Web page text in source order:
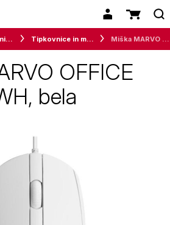
Računalništvo Tipkovnice in miške
OFFICE
bela